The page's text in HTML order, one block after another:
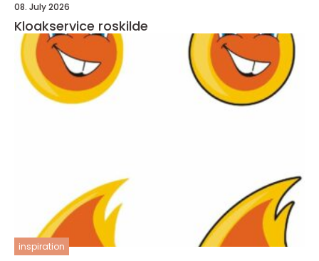
08. July 2026
Kloakservice roskilde
inspiration